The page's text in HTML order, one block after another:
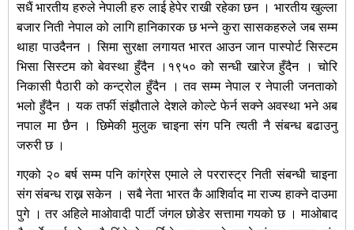
सधैं भारतीय हरुले नेपाली हरु लाई हेपेर राखी रहेका छन । भारतीय खुल्ला
बजार निती नेपाल को लागि हानिकारक छ भन्ने कुरा सासकहरुले जब सम्म
थाहा पाउदैनन । सिमा सुरक्षा लगायत भारत आउन जान पास्पोर्ट सिस्टम
भिसा सिस्टम को बेवस्था हुँदैन ।१९५० को सन्धी खारेज हुँदैन । चोरि
निकासी पैठारी को कन्ट्रोल हुँदैन । तव सम्म नेपाल र नेपाली जनताको
भलो हुँदैन । यक तर्फी संझौताले देशले कोल्टे फेर्न सक्ने अवस्था भने अब
नपाल मा छैन । छिमेकी मुलुक चाइना संग पनि त्यती नै संबन्ध बढाउनु
जरुरी छ ।
गएको २० बर्ष सम्म पनि कांग्रेस एमाले ले पररास्ट्र निती संबन्धी चाइना
संग संबन्ध राख्न सकेन । सबै नेता भारत कै आशिर्वाद मा राज्य हाक्ने दाउमा
पुगे । तर अहिले माओवादी पार्टी जंगल छोडेर सत्तामा गयको छ । माओबाद